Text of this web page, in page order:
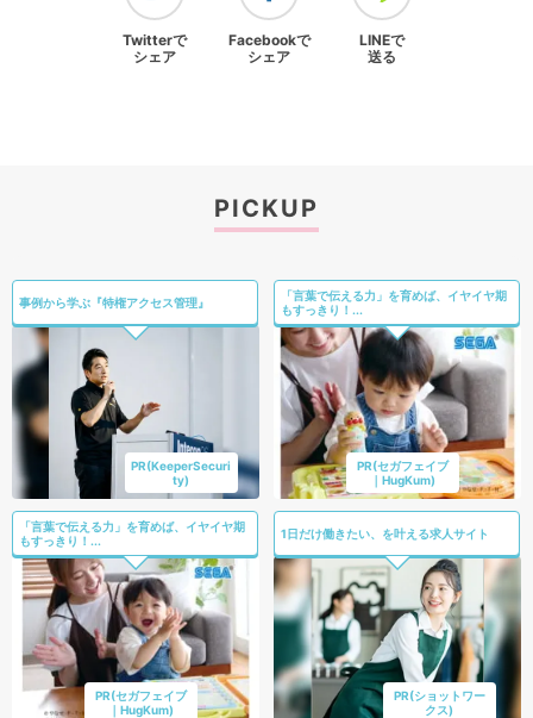
Twitterで
シェア
Facebookで
シェア
LINEで
送る
PICKUP
事例から学ぶ『特権アクセス管理』
PR(KeeperSecuri
ty)
「言葉で伝える力」を育めば、イヤイヤ期
もすっきり！...
PR(セガフェイブ
｜HugKum)
「言葉で伝える力」を育めば、イヤイヤ期
もすっきり！...
PR(セガフェイブ
｜HugKum)
1日だけ働きたい、を叶える求人サイト
PR(ショットワー
クス)